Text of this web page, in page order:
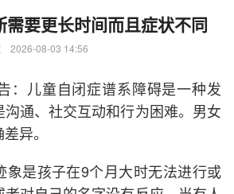
需要更长时间而且症状不同
2026-08-03 14:56
：儿童自闭症谱系障碍是一种发
通、社交互动和行为困难。男女
异。
象是孩子在9个月大时无法进行或